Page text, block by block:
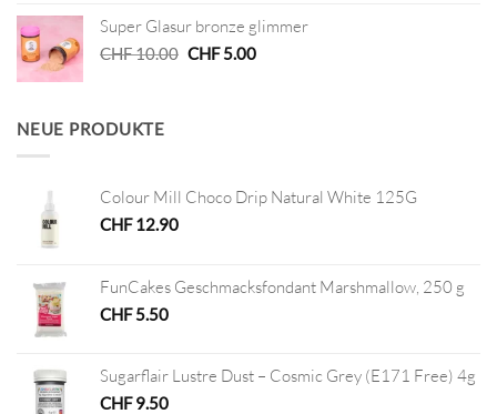
CHF 2.90 CHF 1.00.
Super Glasur bronze glimmer
CHF10.00 Ursprünglicher
CHF5.00Aktueller
NEUE PRODUKTE
Colour Mill Choco Drip Natural White 125G
CHF12.90
FunCakes Geschmacksfondant Marshmallow, 250 g
CHF5.50
Sugarflair Lustre Dust – Cosmic Grey (E171 Free) 4g
CHF9.50